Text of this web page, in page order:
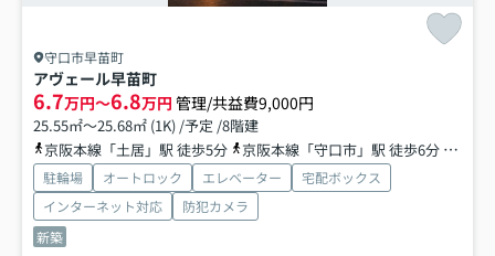
守口市早苗町
アヴェール早苗町
6.7万円～6.8万円 管理/共益費9,000円
25.55㎡～25.68㎡ (1K) /予定 /8階建
京阪本線「土居」駅 徒歩5分
京阪本線「守口市」駅 徒歩6分 地下
駐輪場 オートロック エレベーター
宅配ボックス
インターネット対応
防犯カメラ
新築